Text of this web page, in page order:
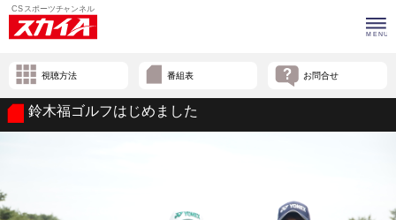
視聴方法 番組表 お問合せ
鈴木福ゴルフはじめました